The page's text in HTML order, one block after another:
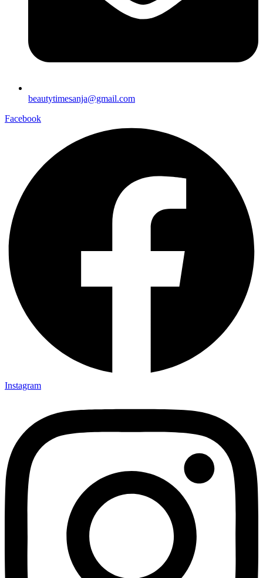
beautytimesanja@gmail.com
Facebook
Instagram